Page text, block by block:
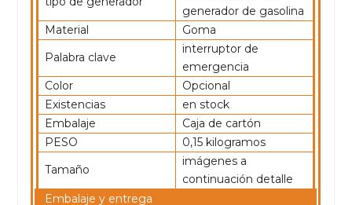
generador de gasolina
Material
Goma
Palabra clave
interruptor de
emergencia
Color
Opcional
Existencias
en stock
Embalaje
Caja de cartón
PESO
0,15 kilogramos
Tamaño
imágenes a
continuación detalle
Embalaje y entrega